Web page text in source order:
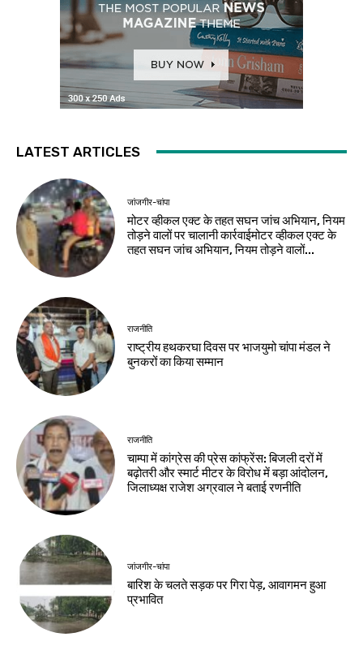
LATEST ARTICLES
जांजगीर-चांपा
मोटर व्हीकल एक्ट के तहत सघन जांच अभियान, नियम
तोड़ने वालों पर चालानी कार्रवाईमोटर व्हीकल एक्ट के
तहत सघन जांच अभियान, नियम तोड़ने वालों...
राजनीति
राष्ट्रीय हथकरघा दिवस पर भाजयुमो चांपा मंडल ने
बुनकरों का किया सम्मान
राजनीति
चाम्पा में कांग्रेस की प्रेस कांफ्रेंस: बिजली दरों में
बढ़ोतरी और स्मार्ट मीटर के विरोध में बड़ा आंदोलन,
जिलाध्यक्ष राजेश अग्रवाल ने बताई रणनीति
जांजगीर-चांपा
बारिश के चलते सड़क पर गिरा पेड़, आवागमन हुआ
प्रभावित